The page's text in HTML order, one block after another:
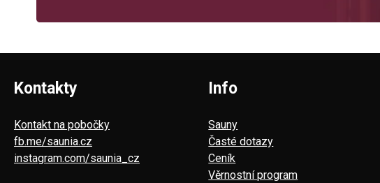
Kontakty
Kontakt na pobočky
fb.me/saunia.cz
instagram.com/saunia_cz
Info
Sauny
Časté dotazy
Ceník
Věrnostní program